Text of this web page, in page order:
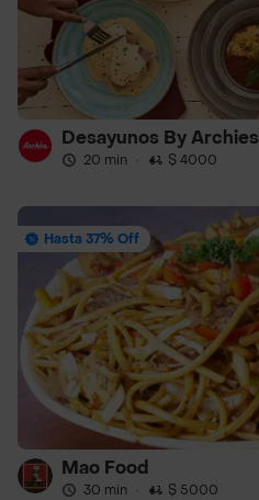
Desayunos By Archies
20 min · $ 4000
Hasta 37% Off
Mao Food
30 min · $ 5000